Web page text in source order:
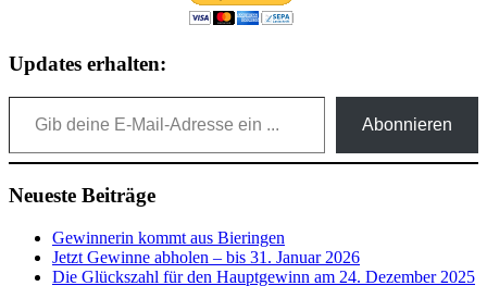
Updates erhalten:
Gib deine E-Mail-Adresse ein ...
Abonnieren
Neueste Beiträge
Gewinnerin kommt aus Bieringen
Jetzt Gewinne abholen – bis 31. Januar 2026
Die Glückszahl für den Hauptgewinn am 24. Dezember 2025